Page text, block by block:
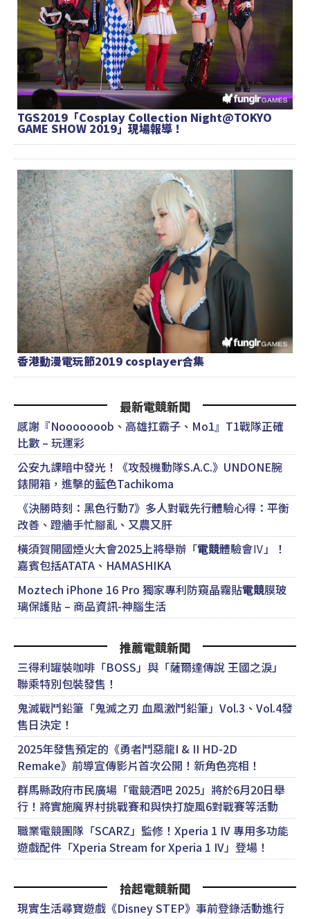
TGS2019「Cosplay Collection Night@TOKYO
GAME SHOW 2019」現場報導！
香港動漫電玩節2019 cosplayer合集
最新電競新聞
感謝『Nooooooob、高雄扛霸子、Mo1』T1戰隊正確
比數 – 玩運彩
公安九課暗中發光！《攻殼機動隊S.A.C.》UNDONE腕
錶開箱，進擊的藍色Tachikoma
《決勝時刻：黑色行動7》多人對戰先行體驗心得：平衡
改善、蹬牆手忙腳亂、又農又肝
橫須賀開國煙火大會2025上將舉辦「電競體驗會Ⅳ」！
嘉賓包括ATATA、HAMASHIKA
Moztech iPhone 16 Pro 獨家專利防窺晶霧貼電競膜玻
璃保護貼 – 商品資訊-神腦生活
推薦電競新聞
三得利罐裝咖啡「BOSS」與「薩爾達傳說 王國之淚」
聯乘特別包裝發售！
鬼滅戰鬥鉛筆「鬼滅之刃 血風激鬥鉛筆」Vol.3、Vol.4發
售日決定！
2025年發售預定的《勇者鬥惡龍I & II HD-2D
Remake》前導宣傳影片首次公開！新角色亮相！
群馬縣政府市民廣場「電競酒吧 2025」將於6月20日舉
行！將實施魔界村挑戰賽和與快打旋風6對戰賽等活動
職業電競團隊「SCARZ」監修！Xperia 1 IV 專用多功能
遊戲配件「Xperia Stream for Xperia 1 IV」登場！
拾起電競新聞
現實生活尋寶遊戲《Disney STEP》事前登錄活動進行